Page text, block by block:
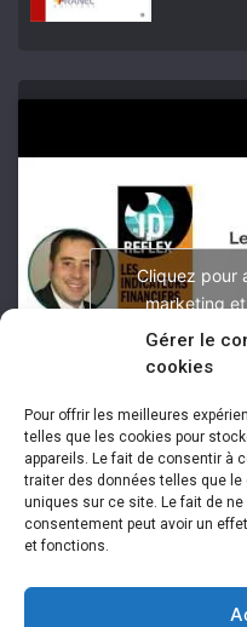
Gérer le
cookies
Pour offrir les meilleures
telles que les cookies pour
appareils. Le fait de consentir à
traiter des données telles que
uniques sur ce site. Le fait de
consentement peut avoir un
et fonctions.
Cliquez pour
marketing